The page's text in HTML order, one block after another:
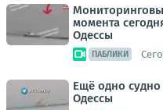
момента
Одессы
ПАБЛИКИ
Ещё одно
Одессы